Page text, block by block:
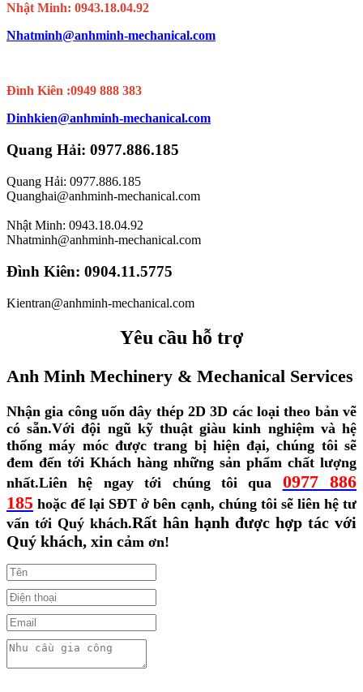
Nhật Minh: 0943.18.04.92
Nhatminh@anhminh-mechanical.com
Đình Kiên :0949 888 383
Dinhkien@anhminh-mechanical.com
Quang Hải: 0977.886.185
Quang Hải: 0977.886.185
Quanghai@anhminh-mechanical.com
Nhật Minh: 0943.18.04.92
Nhatminh@anhminh-mechanical.com
Đình Kiên: 0904.11.5775
Kientran@anhminh-mechanical.com
Yêu cầu hỗ trợ
Anh Minh Mechinery & Mechanical Services
Nhận gia công uốn dây thép 2D 3D các loại theo bản vẽ
có sẵn.Với đội ngũ kỹ thuật giàu kinh nghiệm và hệ
thống máy móc được trang bị hiện đại, chúng tôi sẽ
đem đến tới Khách hàng những sản phẩm chất lượng
nhất.Liên hệ ngay tới chúng tôi qua 0977 886
185 hoặc để lại SĐT ở bên cạnh, chúng tôi sẽ liên hệ tư
vấn tới Quý khách.Rất hân hạnh được hợp tác với
Quý khách, xin cảm ơn!